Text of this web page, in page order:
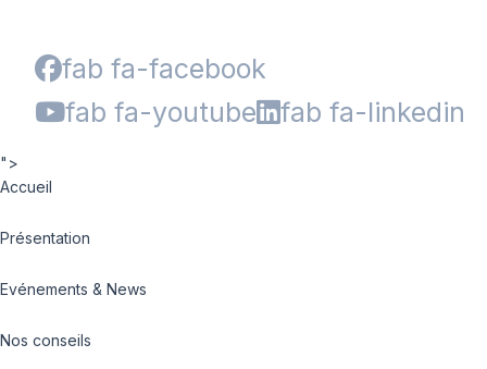
fab fa-facebook
fab fa-youtube
fab fa-linkedin
">
Accueil
Présentation
Evénements & News
Nos conseils